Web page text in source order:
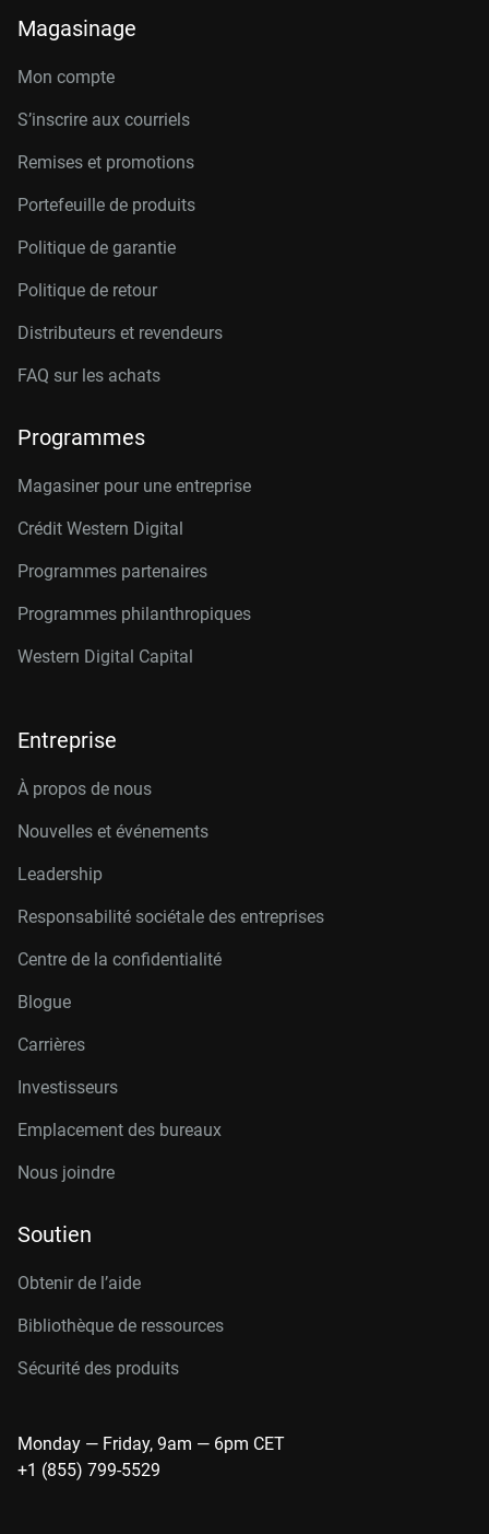
Magasinage
Mon compte
S’inscrire aux courriels
Remises et promotions
Portefeuille de produits
Politique de garantie
Politique de retour
Distributeurs et revendeurs
FAQ sur les achats
Programmes
Magasiner pour une entreprise
Crédit Western Digital
Programmes partenaires
Programmes philanthropiques
Western Digital Capital
Entreprise
À propos de nous
Nouvelles et événements
Leadership
Responsabilité sociétale des entreprises
Centre de la confidentialité
Blogue
Carrières
Investisseurs
Emplacement des bureaux
Nous joindre
Soutien
Obtenir de l’aide
Bibliothèque de ressources
Sécurité des produits
Monday — Friday, 9am — 6pm CET
+1 (855) 799-5529